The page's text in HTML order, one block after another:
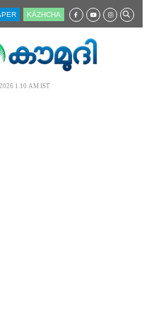
KĀZHCHA
1.10 AM IST